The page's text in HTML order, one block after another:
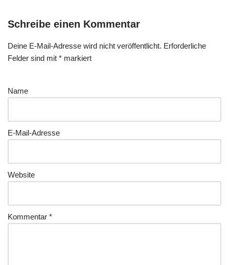
Schreibe einen Kommentar
Deine E-Mail-Adresse wird nicht veröffentlicht. Erforderliche
Felder sind mit * markiert
Name
E-Mail-Adresse
Website
Kommentar *